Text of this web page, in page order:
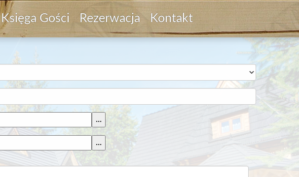
Księga Gości Rezerwacja Kontakt
...
...